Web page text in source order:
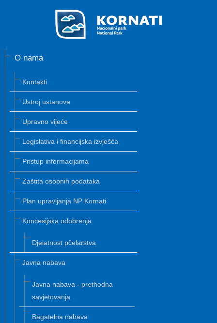
O nama
Kontakti
Ustroj ustanove
Upravno vijeće
Legislativa i financijska izvješća
Pristup informacijama
Zaštita osobnih podataka
Plan upravljanja NP Kornati
Koncesijska odobrenja
Djelatnost pčelarstva
Javna nabava
Javna nabava - prethodna
savjetovanja
Bagatelna nabava